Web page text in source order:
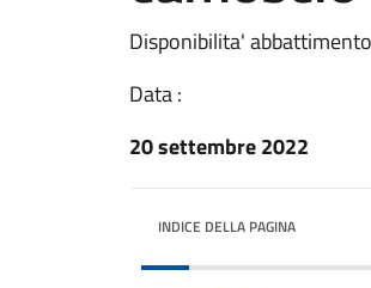
Disponibilita'
Data :
20 settembre 2022
INDICE DELLA PAGINA